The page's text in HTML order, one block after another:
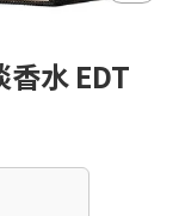
香水 EDT